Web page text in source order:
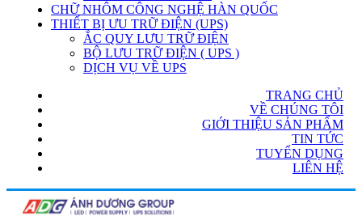
CHỮ NHÔM CÔNG NGHỆ HÀN QUỐC
THIẾT BỊ ƯU TRỮ ĐIỆN (UPS)
ẮC QUY LƯU TRỮ ĐIỆN
BỘ LƯU TRỮ ĐIỆN ( UPS )
DỊCH VỤ VỀ UPS
TRANG CHỦ
VỀ CHÚNG TÔI
GIỚI THIỆU SẢN PHẨM
TIN TỨC
TUYỂN DỤNG
LIÊN HỆ